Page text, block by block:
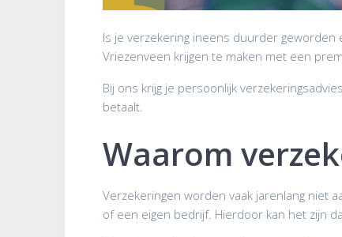
Is je verzekering ineens duurder geworden
Vriezenveen krijgen te maken met een
Bij ons krijg je persoonlijk
betaalt.
Waarom
Verzekeringen worden vaak jarenlang niet
of een eigen bedrijf. Hierdoor kan het zijn